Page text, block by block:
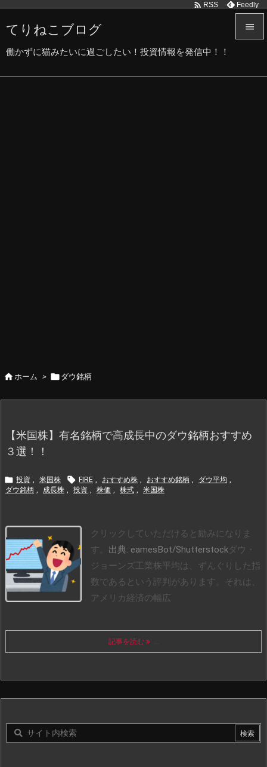
てりねこブログ
働かずに猫みたいに過ごしたい！投資情報を発信中！！

 RSS Feedly
ホーム >  ダウ銘柄
【米国株】有名銘柄で高成長中のダウ銘柄おすすめ
３選！！
 投資 , 米国株  FIRE , おすすめ株 , おすすめ銘柄 , ダウ平均 ,
ダウ銘柄 , 成長株 , 投資 , 株価 , 株式 , 米国株
クリックしていただけると励みになりま
す。 出典: eamesBot/Shutterstockダウ・
ジョーンズ工業株平均は、ずんぐりした指
数であるという評判があります。それは、
アメリカ経済の幅広
記事を読む ...